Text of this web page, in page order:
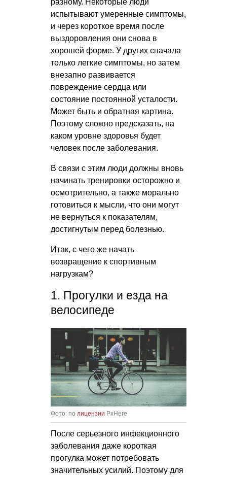
испытывают умеренные симптомы,
и через короткое время после
выздоровления они снова в
хорошей форме. У других сначала
только легкие симптомы, но затем
внезапно развивается
повреждение сердца или
состояние постоянной усталости.
Может быть и обратная картина.
Поэтому сложно предсказать, на
каком уровне здоровья будет
человек после заболевания.
В связи с этим люди должны вновь
начинать тренировки осторожно и
осмотрительно, а также морально
готовиться к мысли, что они могут
не вернуться к показателям,
достигнутым перед болезнью.
Итак, с чего же начать
возвращение к спортивным
нагрузкам?
1. Прогулки и езда на
велосипеде
Фото: по лицензии PxHere
После серьезного инфекционного
заболевания даже короткая
прогулка может потребовать
значительных усилий. Поэтому для